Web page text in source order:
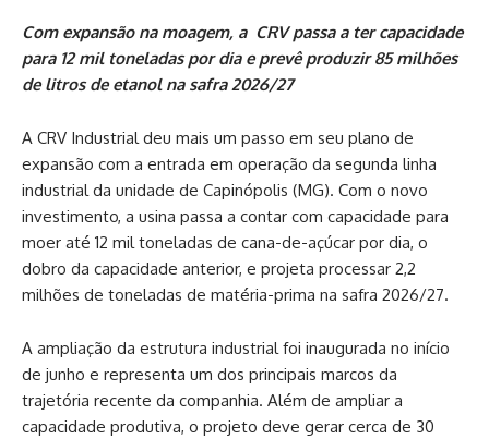
Com expansão na moagem, a CRV passa a ter capacidade
para 12 mil toneladas por dia e prevê produzir 85 milhões
de litros de etanol na safra 2026/27
A CRV Industrial deu mais um passo em seu plano de
expansão com a entrada em operação da segunda linha
industrial da unidade de Capinópolis (MG). Com o novo
investimento, a usina passa a contar com capacidade para
moer até 12 mil toneladas de cana-de-açúcar por dia, o
dobro da capacidade anterior, e projeta processar 2,2
milhões de toneladas de matéria-prima na safra 2026/27.
A ampliação da estrutura industrial foi inaugurada no início
de junho e representa um dos principais marcos da
trajetória recente da companhia. Além de ampliar a
capacidade produtiva, o projeto deve gerar cerca de 30